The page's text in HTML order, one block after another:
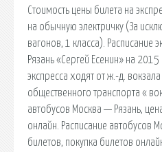
Стоимость цены билета на
на обычную электричку (За
вагонов, 1 класса). Расписание
Рязань «Сергей Есенин» на
экспресса ходят от ж.-д.
общественного транспорта «
автобусов Москва — Рязань,
онлайн. Расписание автобусов
билетов, покупка билетов